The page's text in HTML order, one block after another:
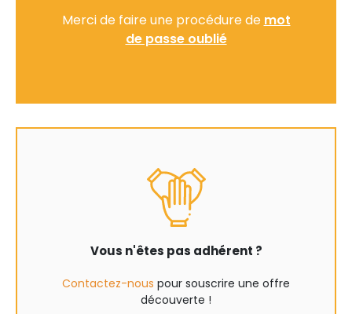
Merci de faire une procédure de mot
de passe oublié
Vous n'êtes pas adhérent ?
Contactez-nous pour souscrire une offre
découverte !